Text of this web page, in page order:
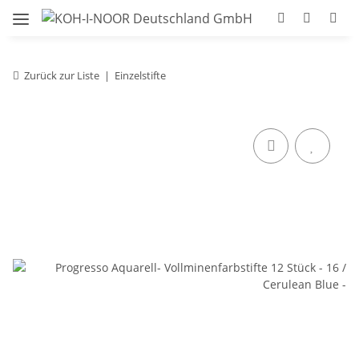
Zurück zur Liste Einzelstifte